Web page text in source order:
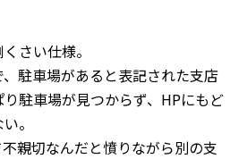
さい仕様。
駐車場があると表記された支店
駐車場が見つからず、HPにもど
。
親切なんだと憤りながら別の支